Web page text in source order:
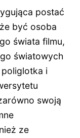
postać
być osoba
świata filmu,
światowych
i
swoją
ze